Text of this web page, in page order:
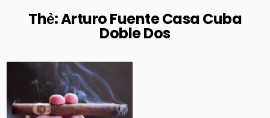
Thẻ:Arturo Fuente Casa Cuba
Doble Dos
Posted
in